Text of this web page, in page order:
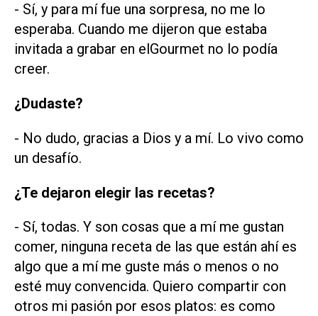
- Sí, y para mí fue una sorpresa, no me lo
esperaba. Cuando me dijeron que estaba
invitada a grabar en elGourmet no lo podía
creer.
¿Dudaste?
- No dudo, gracias a Dios y a mí. Lo vivo como
un desafío.
¿Te dejaron elegir las recetas?
- Sí, todas. Y son cosas que a mí me gustan
comer, ninguna receta de las que están ahí es
algo que a mí me guste más o menos o no
esté muy convencida. Quiero compartir con
otros mi pasión por esos platos: es como